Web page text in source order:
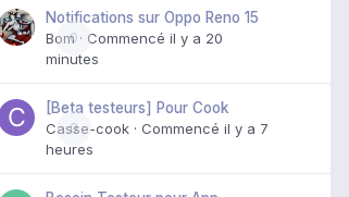
0
Notifications sur Oppo Reno 15
Bom· Commencé il y a 20
minutes
0
[Beta testeurs] Pour Cook
Casse-cook · Commencé il y a 7
heures